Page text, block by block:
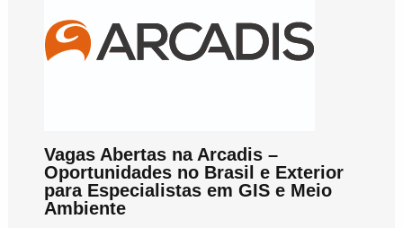
Vagas Abertas na Arcadis –
Oportunidades no Brasil e Exterior
para Especialistas em GIS e Meio
Ambiente